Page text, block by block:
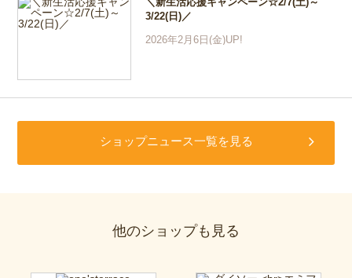
3/22(日)／
2026年2月6日(金)UP!
ショップニュース一覧を見る
他のショップも見る